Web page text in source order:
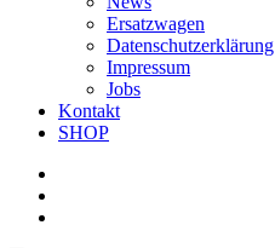
Ersatzwagen
Datenschutzerklärung
Impressum
Jobs
Kontakt
SHOP